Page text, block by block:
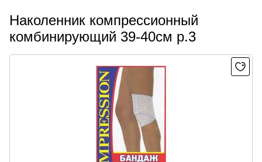
Наколенник компрессионный
комбинирующий 39-40см р.3